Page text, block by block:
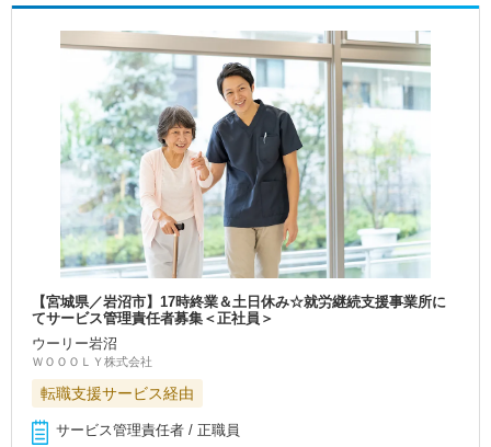
【宮城県／岩沼市】17時終業＆土日休み☆就労継続支援事業所に
てサービス管理責任者募集＜正社員＞
ウーリー岩沼
ＷＯＯＯＬＹ株式会社
転職支援サービス経由
サービス管理責任者 / 正職員